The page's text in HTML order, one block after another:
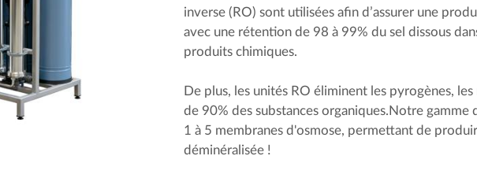
inverse (RO) sont utilisées afin d’assurer une
avec une rétention de 98 à 99% du sel dissous
produits chimiques.
De plus, les unités RO éliminent les pyrogènes,
de 90% des substances organiques.Notre gamme
1 à 5 membranes d'osmose, permettant de
déminéralisée !